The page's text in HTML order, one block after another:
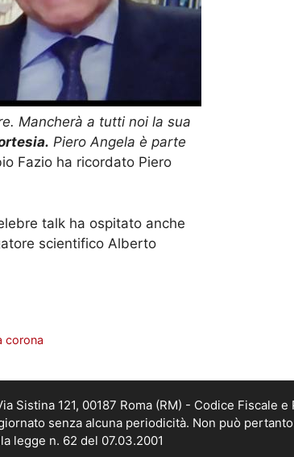
Mancherà a tutti noi la sua
Piero Angela è parte
Fazio ha ricordato Piero
talk ha ospitato anche
scientifico Alberto
corona
Sistina 121, 00187 Roma (RM) - Codice Fiscale
senza alcuna periodicità. Non può
legge n. 62 del 07.03.2001